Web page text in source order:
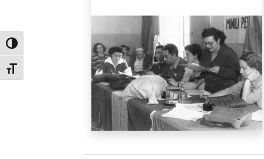
Attiva/disattiva alto contrasto
Attiva/disattiva dimensione testo